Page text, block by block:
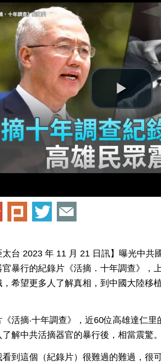
太台 2023 年 11 月 21 日訊】曝光中共
暴行的紀錄片《活摘．十年調查》，
希望更多人了解真相，到中國大陸移
活摘‧十年調查》，近60位高雄達仁
解中共活摘器官的暴行後，相當震驚。
看到這個（紀錄片）很難過的難過，很